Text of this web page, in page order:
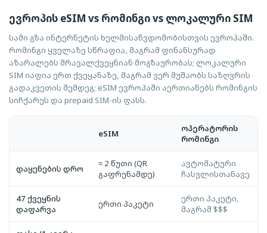
სამოგზაურო ინტერნეტი
ინტერნეტი
საბერძნეთი,
სამოგზაურო ინტერნეტი
საფრანგეთი,
სამოგზაურო ინტერნეტი
სერბეთი, სამოგზაურო
ინტერნეტი
სლოვაკეთი,
სამოგზაურო ინტერნეტი
სლოვენია, სამოგზაურო
ინტერნეტი
უკრაინა, სამოგზაურო
ინტერნეტი
ფინეთი, სამოგზაურო
ინტერნეტი
ინტერნეტი
ინტერნეტი
ინტერნეტი
ჩრდილოეთ მაკედონია,
სამოგზაურო ინტერნეტი
ხორვატია, სამოგზაურო
ევროპის eSIM vs რომინგი vs ლოკალური SIM
სამი გზა ინტერნეტის ხელმისაწვდომობისთვის ევროპაში.
რომინგი ყველაზე სწრაფია, მაგრამ ფინანსურად
აზარალებს მრავალქვეყნიან მოგზაურობას; ლოკალური
SIM იაფია ერთ ქვეყანაზე, მაგრამ ვერ მუშაობს საზღვრის
გადაკვეთის შემდეგ; eSIM ევროპაში აერთიანებს რომინგის
სიჩქარეს და prepaid SIM-ის ფასს.
eSIM
ოპერატორის
რომინგი
დაყენების დრო
≈ 2 წუთი (QR
გაფრენამდე)
ავტომატური
ჩასვლისთანავე
47 ქვეყნის
დაფარვა
ერთი პაკეტი
ერთი პაკეტი,
მაგრამ $$$